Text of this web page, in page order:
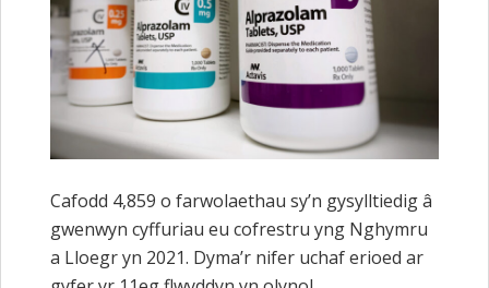
Cafodd 4,859 o farwolaethau sy’n gysylltiedig â
gwenwyn cyffuriau eu cofrestru yng Nghymru
a Lloegr yn 2021. Dyma’r nifer uchaf erioed ar